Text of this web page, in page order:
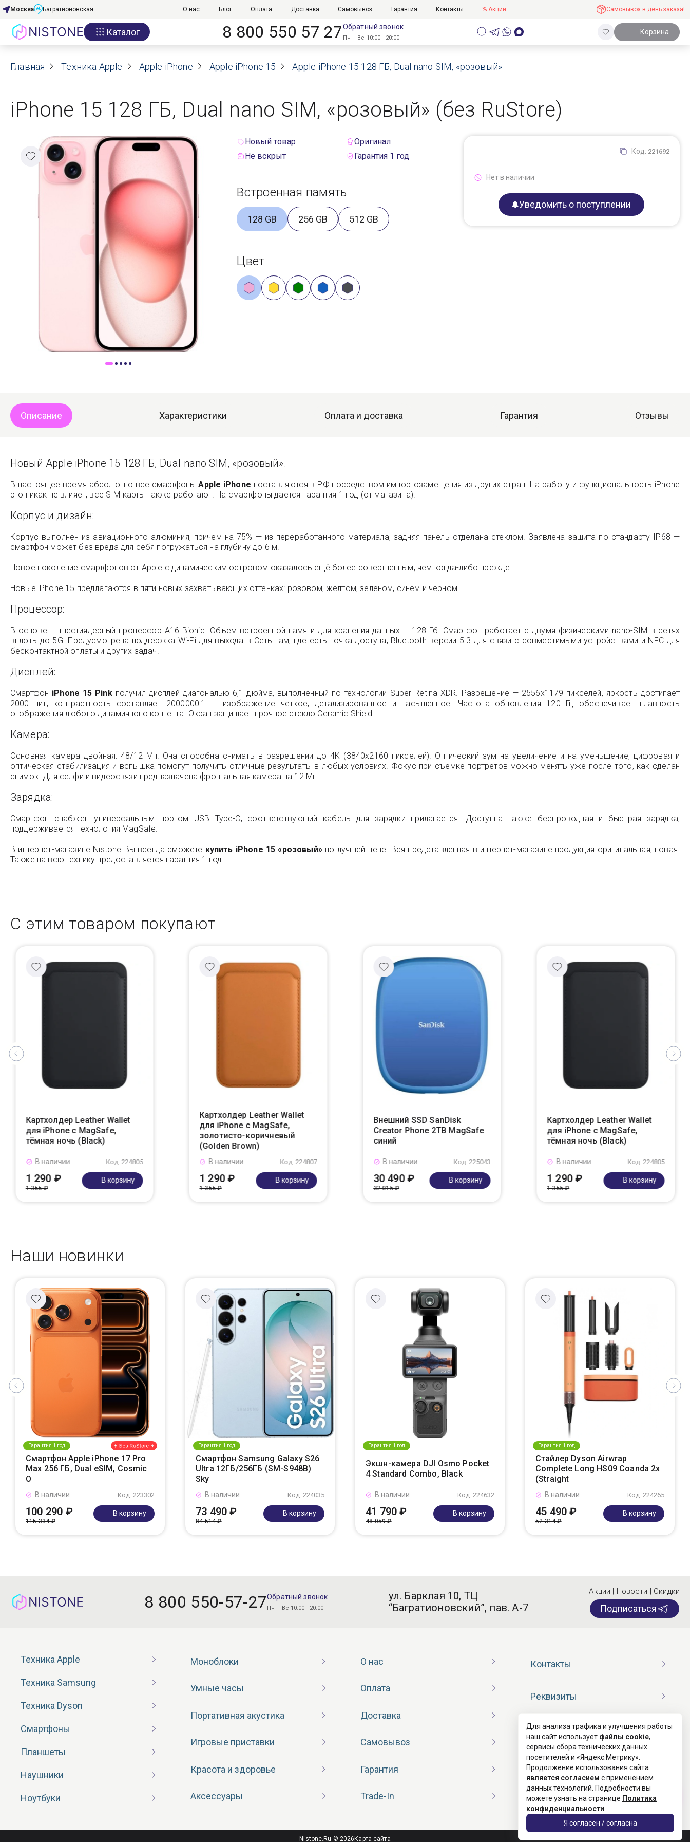
Акции
О нас
Реквизиты
Контакты
Москва Багратионовская О нас Блог Оплата Доставка Самовывоз Гарантия Контакты % Акции Самовывоз в день заказа!
Каталог 8 800 550 57 27Обратный звонок
Пн – Вс 10:00 - 20:00
Корзина
Главная Техника Apple Apple iPhone Apple iPhone 15 Apple iPhone 15 128 ГБ, Dual nano SIM, «розовый»
iPhone 15 128 ГБ, Dual nano SIM, «розовый» (без RuStore)
Новый товар
Оригинал
Не вскрыт
Гарантия 1 год
Встроенная память
128 GB 256 GB 512 GB
Цвет
Код: 221692
Нет в наличии
Уведомить о поступлении
Описание Характеристики Оплата и доставка Гарантия Отзывы
Новый Apple iPhone 15 128 ГБ, Dual nano SIM, «розовый».
В настоящее время абсолютно все смартфоныApple iPhone поставляются в РФ посредством импортозамещения из других стран. На работу и функциональность iPhone
это никак не влияет, все SIM карты также работают. На смартфоны дается гарантия 1 год (от магазина).
Корпус и дизайн:
Корпус выполнен из авиационного алюминия, причем на 75% — из переработанного материала, задняя панель отделана стеклом. Заявлена защита по стандарту IP68 —
смартфон может без вреда для себя погружаться на глубину до 6 м.
Новое поколение смартфонов от Apple с динамическим островом оказалось ещё более совершенным, чем когда-либо прежде.
Новые iPhone 15 предлагаются в пяти новых захватывающих оттенках: розовом, жёлтом, зелёном, синем и чёрном.
Процессор:
В основе — шестиядерный процессор A16 Bionic. Объем встроенной памяти для хранения данных — 128 Гб. Смартфон работает с двумя физическими nano-SIM в сетях
вплоть до 5G. Предусмотрена поддержка Wi-Fi для выхода в Сеть там, где есть точка доступа, Bluetooth версии 5.3 для связи с совместимыми устройствами и NFC для
бесконтактной оплаты и других задач.
Дисплей:
Смартфон iPhone 15 Pinkполучил дисплей диагональю 6,1 дюйма, выполненный по технологии Super Retina XDR. Разрешение — 2556x1179 пикселей, яркость достигает
2000 нит, контрастность составляет 2000000:1 — изображение четкое, детализированное и насыщенное. Частота обновления 120 Гц обеспечивает плавность
отображения любого динамичного контента. Экран защищает прочное стекло Ceramic Shield.
Камера:
Основная камера двойная: 48/12 Мп. Она способна снимать в разрешении до 4К (3840x2160 пикселей). Оптический зум на увеличение и на уменьшение, цифровая и
оптическая стабилизация и вспышка помогут получить отличные результаты в любых условиях. Фокус при съемке портретов можно менять уже после того, как сделан
снимок. Для селфи и видеосвязи предназначена фронтальная камера на 12 Мп.
Зарядка:
Смартфон снабжен универсальным портом USB Type-C, соответствующий кабель для зарядки прилагается. Доступна также беспроводная и быстрая зарядка,
поддерживается технология MagSafe.
В интернет-магазине Nistone Вы всегда сможете купить iPhone 15 «розовый»по лучшей цене. Вся представленная в интернет-магазине продукция оригинальная, новая.
Также на всю технику предоставляется гарантия 1 год.
С этим товаром покупают
Картхолдер Leather Wallet
для iPhone с MagSafe,
тёмная ночь (Black)
Код: 224805
В наличии
1 290 ₽
1 355 ₽
В корзину
Картхолдер Leather Wallet
для iPhone с MagSafe,
золотисто-коричневый
(Golden Brown)
Код: 224807
В наличии
1 290 ₽
1 355 ₽
В корзину
Внешний SSD SanDisk
Creator Phone 2TB MagSafe
синий
Код: 225043
В наличии
30 490 ₽
32 015 ₽
В корзину
Картхолдер Leather Wallet
для iPhone с MagSafe,
тёмная ночь (Black)
Код: 224805
В наличии
1 290 ₽
1 355 ₽
В корзину
Наши новинки
Гарантия 1 год
Смартфон Apple iPhone 17 Pro
Max 256 ГБ, Dual eSIM, Cosmic
O
Код: 223302
В наличии
100 290 ₽
115 334 ₽
В корзину
Гарантия 1 год
Смартфон Samsung Galaxy S26
Ultra 12ГБ/256ГБ (SM-S948B)
Sky
Код: 224035
В наличии
73 490 ₽
84 514 ₽
В корзину
Гарантия 1 год
Экшн-камера DJI Osmo Pocket
4 Standard Combo, Black
Код: 224632
В наличии
41 790 ₽
48 059 ₽
В корзину
Гарантия 1 год
Стайлер Dyson Airwrap
Complete Long HS09 Coanda 2x
(Straight
Код: 224265
В наличии
45 490 ₽
52 314 ₽
В корзину
8 800 550-57-27Обратный звонок
Пн – Вс 10:00 - 20:00
ул. Барклая 10, ТЦ
“Багратионовский”, пав. А-7
Акции | Новости | Скидки
Подписаться
Техника Apple
Техника Samsung
Техника Dyson
Смартфоны
Планшеты
Наушники
Ноутбуки
Моноблоки
Умные часы
Портативная акустика
Игровые приставки
Красота и здоровье
Аксессуары
О нас
Оплата
Доставка
Самовывоз
Гарантия
Trade-In
Контакты
Реквизиты
Договор оферты
Согласие на обработку ПД
Политика конфиденциальности
Nistone.Ru © 2026Карта сайта
Для анализа трафика и улучшения работы
наш сайт использует файлы cookie,
сервисы сбора технических данных
посетителей и «Яндекс.Метрику».
Продолжение использования сайта
является согласием с применением
данных технологий. Подробности вы
можете узнать на странице Политика
конфиденциальности
Я согласен / согласна